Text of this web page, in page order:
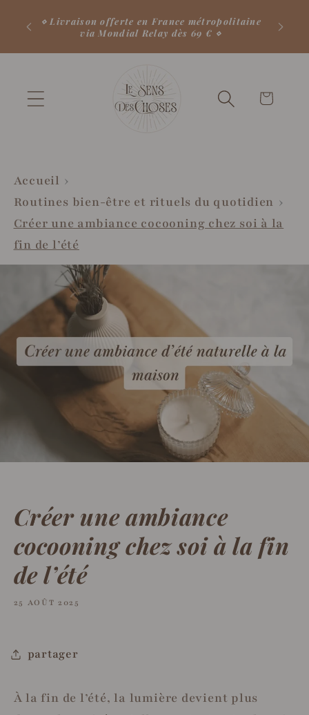
passer
au
contenu
⋄ Livraison offerte en France métropolitaine
via Mondial Relay dès 69 € ⋄
panier
Accueil
Routines bien-être et rituels du quotidien
Créer une ambiance cocooning chez soi à la
fin de l’été
Créer une ambiance
cocooning chez soi à la fin
de l’été
25 AOÛT 2025
partager
À la fin de l’été, la lumière devient plus